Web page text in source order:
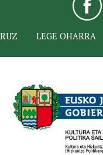
LEGE OHARRA